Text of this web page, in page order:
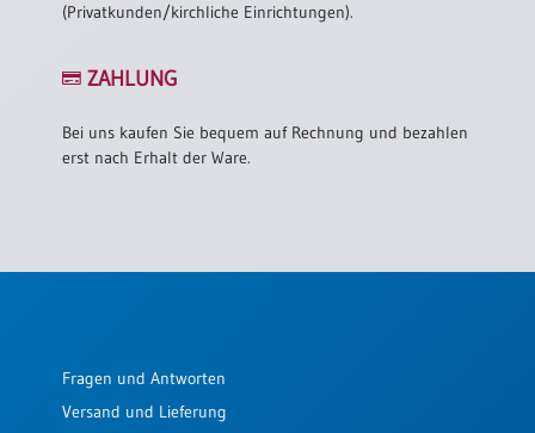
(Privatkunden/kirchliche Einrichtungen).
ZAHLUNG
Bei uns kaufen Sie bequem auf Rechnung und bezahlen
erst nach Erhalt der Ware.
Fragen und Antworten
Versand und Lieferung